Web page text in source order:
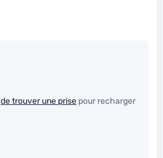
de trouver une prise pour recharger